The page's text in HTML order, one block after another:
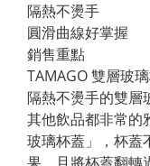
隔熱不燙手
圓滑曲線好掌握
銷售重點
TAMAGO 雙層玻
隔熱不燙手的雙層
其他飲品都非常的
玻璃杯蓋」，杯蓋